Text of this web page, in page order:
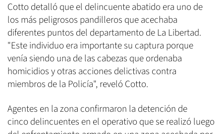
Cotto detalló que el delincuente abatido era uno de
los más peligrosos pandilleros que acechaba
diferentes puntos del departamento de La Libertad.
"Este individuo era importante su captura porque
venía siendo una de las cabezas que ordenaba
homicidios y otras acciones delictivas contra
miembros de la Policía", reveló Cotto.
Agentes en la zona confirmaron la detención de
cinco delincuentes en el operativo que se realizó luego